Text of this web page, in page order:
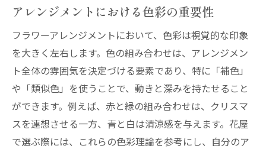
クリエイティブな発想を引き出す方法
プロの花屋が教えるアートとしてのフラワーア
レンジメント
フラワーアートの基礎知識
花を使ったインスタレーションの魅力
アートとしての価値を持つアレンジメント
芸術性を高めるための視点
アレンジメントにおける色彩の重要性
フラワーアレンジメントにおいて、色彩は視覚的な印象
を大きく左右します。色の組み合わせは、アレンジメン
ト全体の雰囲気を決定づける要素であり、特に「補色」
や「類似色」を使うことで、動きと深みを持たせること
ができます。例えば、赤と緑の組み合わせは、クリスマ
スを連想させる一方、青と白は清涼感を与えます。花屋
で選ぶ際には、これらの色彩理論を参考にし、自分のア